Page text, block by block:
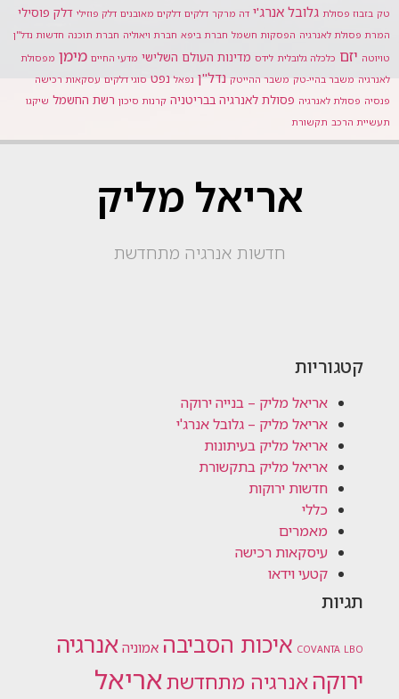
בזבוז פסולת גלובל אנרג'י דה מרקר דלקים דלקים מאובנים דלק פוזילי דלק פוסילי
פסולת לאנרגיה הפסקות חשמל חברת ביפא חברת ויאוליה חברת תוכנה חדשות נדל"ן
יזם כלכלה גלובלית לידס מדינות העולם השלישי מדעי החיים מימן מפסולת
משבר בהיי-טק משבר ההייטק נדל"ן נפאל נפט סוגי דלקים עסקאות רכישה
פסולת לאנרגיה פסולת לאנרגיה בבריטניה קרנות סיכון רשת החשמל שיקגו
הרכב תקשורת
אריאל מליק
חדשות אנרגיה מתחדשת
קטגוריות
אריאל מליק – בנייה ירוקה
אריאל מליק – גלובל אנרג'י
אריאל מליק בעיתונות
אריאל מליק בתקשורת
חדשות ירוקות
כללי
מאמרים
עיסקאות רכישה
קטעי וידאו
תגיות
COVANTA איכות הסביבה אמוניה אנרגיה
ירוקהאנרגיה מתחדשתאריאל